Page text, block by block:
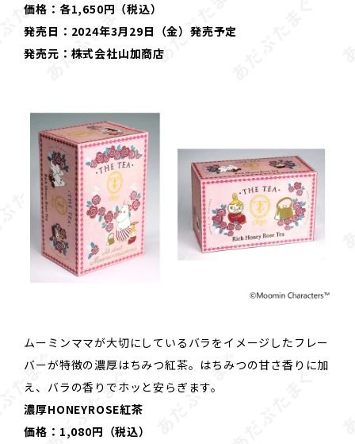
価格：各1,650円（税込）
発売日：2024年3月29日（金）発売予定
発売元：株式会社山加商店
ムーミンママが大切にしているバラをイメージしたフレー
バーが特徴の濃厚はちみつ紅茶。はちみつの甘さ香りに加
え、バラの香りでホッと安らぎます。
濃厚HONEYROSE紅茶
価格：1,080円（税込）